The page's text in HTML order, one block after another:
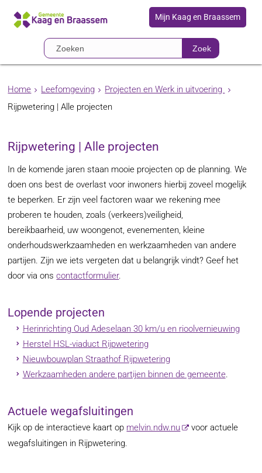
Mijn Kaag en Braassem
Zoek
Home Leefomgeving
Projecten en Werk in uitvoering
Rijpwetering | Alle projecten
Rijpwetering | Alle projecten
In de komende jaren staan mooie projecten op de planning. We
doen ons best de overlast voor inwoners hierbij zoveel mogelijk
te beperken. Er zijn veel factoren waar we rekening mee
proberen te houden, zoals (verkeers)veiligheid,
bereikbaarheid, uw woongenot, evenementen, kleine
onderhoudswerkzaamheden en werkzaamheden van andere
partijen. Zijn we iets vergeten dat u belangrijk vindt? Geef het
door via onscontactformulier.
Lopende projecten
Herinrichting Oud Adeselaan 30 km/u en rioolvernieuwing
Herstel HSL-viaduct Rijpwetering
Nieuwbouwplan Straathof Rijpwetering
Werkzaamheden andere partijen binnen de gemeente.
Actuele wegafsluitingen
Kijk op de interactieve kaart op melvin.ndw.nu
voor actuele
wegafsluitingen in Rijpwetering.